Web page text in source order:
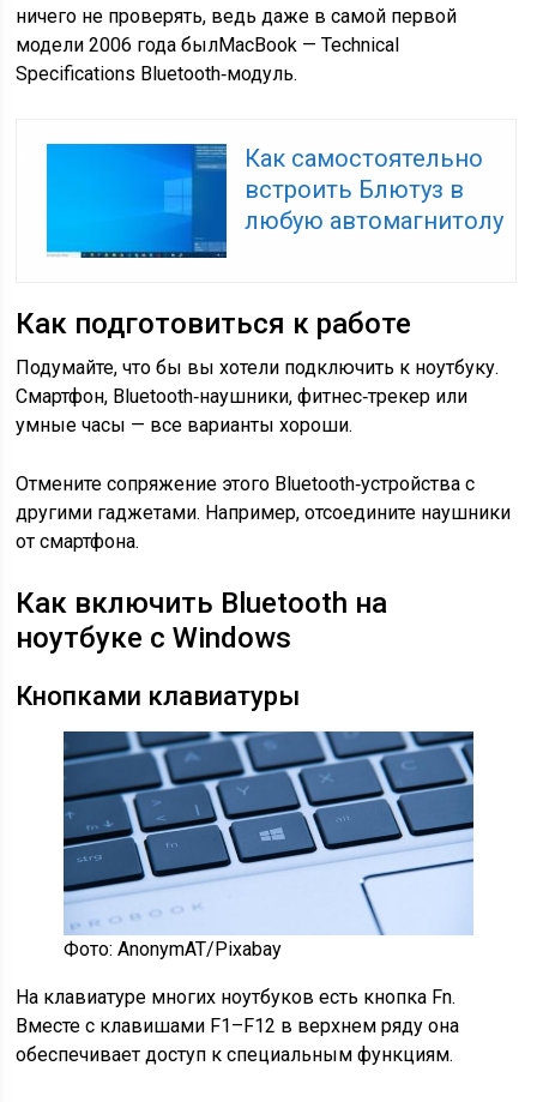
ничего не проверять, ведь даже в самой первой
модели 2006 года былMacBook — Technical
Specifications Bluetooth‑модуль.
Как самостоятельно
встроить Блютуз в
любую автомагнитолу
Как подготовиться к работе
Подумайте, что бы вы хотели подключить к ноутбуку.
Смартфон, Bluetooth‑наушники, фитнес‑трекер или
умные часы — все варианты хороши.
Отмените сопряжение этого Bluetooth‑устройства с
другими гаджетами. Например, отсоедините наушники
от смартфона.
Как включить Bluetooth на
ноутбуке с Windows
Кнопками клавиатуры
Фото: AnonymAT/Pixabay
На клавиатуре многих ноутбуков есть кнопка Fn.
Вместе с клавишами F1–F12 в верхнем ряду она
обеспечивает доступ к специальным функциям.